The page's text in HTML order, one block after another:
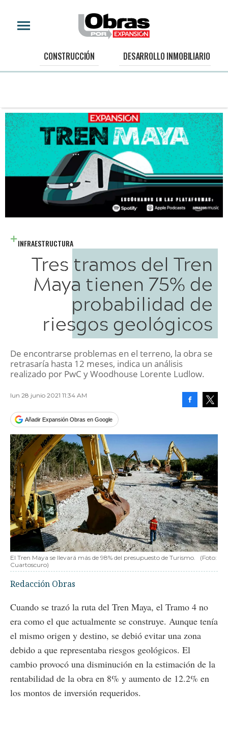
CONSTRUCCIÓN DESARROLLO INMOBILIARIO
INFRAESTRUCTURA
Tres tramos del Tren
Maya tienen 75% de
probabilidad de
riesgos geológicos
De encontrarse problemas en el terreno, la obra se
retrasaría hasta 12 meses, indica un análisis
realizado por PwC y Woodhouse Lorente Ludlow.
lun 28 junio 2021 11:34 AM
Añadir Expansión Obras en Google
El Tren Maya se llevará más de 98% del presupuesto de Turismo.
(Foto:
Cuartoscuro)
Redacción Obras
Cuando se trazó la ruta del Tren Maya, el Tramo 4 no
era como el que actualmente se construye. Aunque tenía
el mismo origen y destino, se debió evitar una zona
debido a que representaba riesgos geológicos. El
cambio provocó una disminución en la estimación de la
rentabilidad de la obra en 8% y aumento de 12.2% en
los montos de inversión requeridos.